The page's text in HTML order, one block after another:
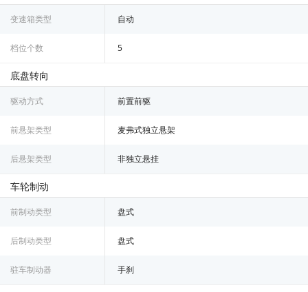
变速箱类型 自动
档位个数 5
底盘转向
驱动方式 前置前驱
前悬架类型 麦弗式独立悬架
后悬架类型 非独立悬挂
车轮制动
前制动类型 盘式
后制动类型 盘式
驻车制动器 手刹